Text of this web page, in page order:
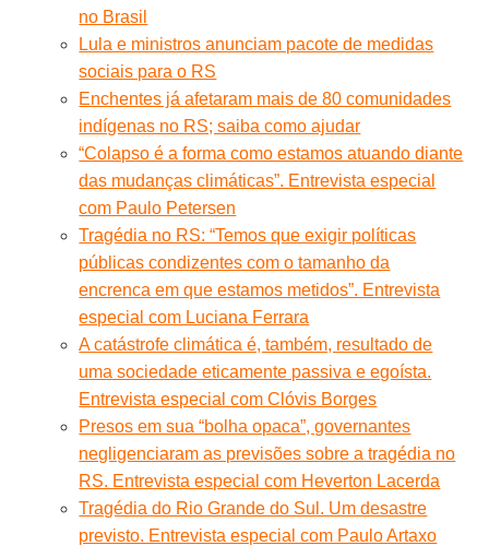
no Brasil
Lula e ministros anunciam pacote de medidas
sociais para o RS
Enchentes já afetaram mais de 80 comunidades
indígenas no RS; saiba como ajudar
“Colapso é a forma como estamos atuando diante
das mudanças climáticas”. Entrevista especial
com Paulo Petersen
Tragédia no RS: “Temos que exigir políticas
públicas condizentes com o tamanho da
encrenca em que estamos metidos”. Entrevista
especial com Luciana Ferrara
A catástrofe climática é, também, resultado de
uma sociedade eticamente passiva e egoísta.
Entrevista especial com Clóvis Borges
Presos em sua “bolha opaca”, governantes
negligenciaram as previsões sobre a tragédia no
RS. Entrevista especial com Heverton Lacerda
Tragédia do Rio Grande do Sul. Um desastre
previsto. Entrevista especial com Paulo Artaxo